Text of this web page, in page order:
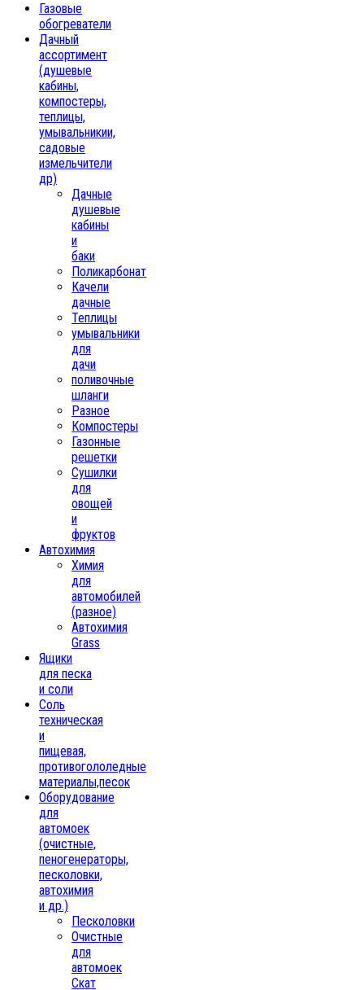
Газовые
обогреватели
Дачный
ассортимент
(душевые
кабины,
компостеры,
теплицы,
умывальникии,
садовые
измельчители
др)
Дачные
душевые
кабины
и
баки
Поликарбонат
Качели
дачные
Теплицы
умывальники
для
дачи
поливочные
шланги
Разное
Компостеры
Газонные
решетки
Сушилки
для
овощей
и
фруктов
Автохимия
Химия
для
автомобилей
(разное)
Автохимия
Grass
Ящики
для песка
и соли
Соль
техническая
и
пищевая,
противогололедные
материалы,песок
Oборудование
для
автомоек
(очистные,
пеногенераторы,
песколовки,
автохимия
и др.)
Песколовки
Очистные
для
автомоек
Скат